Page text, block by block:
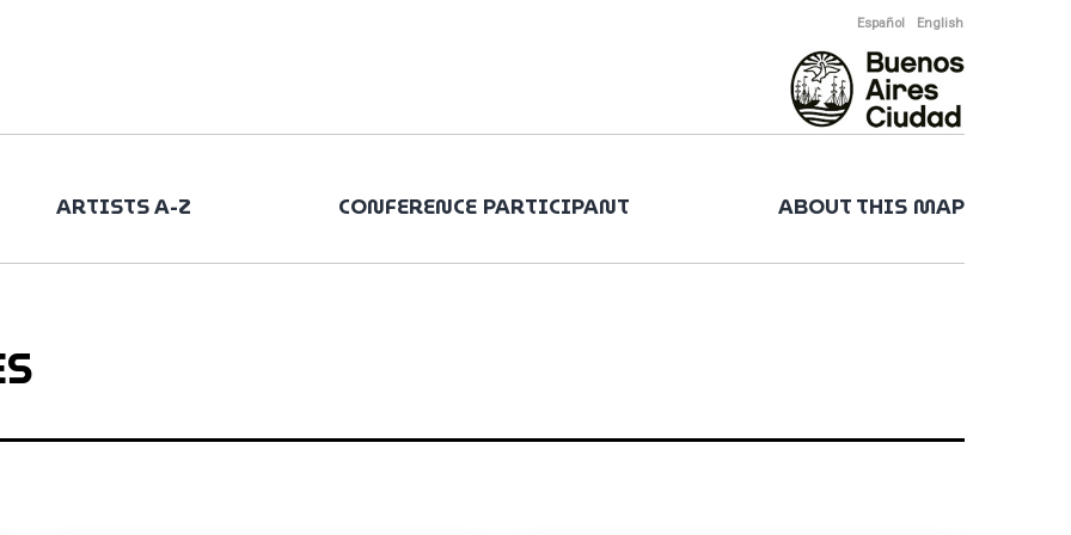
Español English
ARTISTS A-Z CONFERENCE PARTICIPANT ABOUT THIS MAP